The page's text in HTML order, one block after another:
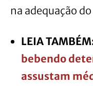
na adequação
LEIA
bebendo
assustam